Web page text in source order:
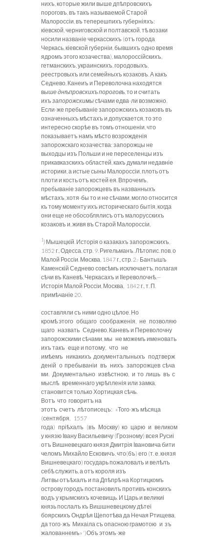
нихъ, которые жили выше дпѣпровскихъ
пороговъ, въ такъ называемой Старой
Малороссіи, въ теперешпихъ губерніяхъ:
кіевской, черниговской и полтавской, тѣ возаки
носили названіе черкасскихъ (отъ города
Черкась, кіевской губерніи, бывшихъ одно время
ядромъ этого козачества), малороссійскихъ,
гетманскихъ, украинскихъ, городовыхъ,
реестровыхъ или семейныхъ козаковъ. А какъ
Седнево, Канеиъ и Переволочна находятся
выше днѣпровскихъ пороговъ, то и считать
ихъ запорожскимысѣчами едва-ли возможно.
Если-же пребываніе запорожскихъ козаковъ въ
означенныхъ мѣстахъ и допускается, то это
интересно скорѣе въ томъ отношеніи, что
показываетъ намъ мѣсто возрожденія
запорожскаго козачества: запорожцы не
выходцы изъ Польши и не переселенцы изъ
прикавказскихъ областей, какъ думали недавніе
историки, а истые сыны Малороссіи, плоть отъ
плоти и кость отъ костей ея. Впрочемъ,
пребываніе запорожцевъ въ названныхъ
мѣстахъ, хотя-бы то и не сѣчами, могло относится
къ тому моменту ихъ историческаго бытія, когда
они еще не обособлялисъ отъ малорусскихъ
козаковъ и, живя въ Старой Малороссіи,
1) Мышецкій. Исторія о казакахъ запорожскихъ,
1852 г., Одесса, стр. 9. Ригельманъ. Лѣтопис. пов. о
Малой Россіи. Мѳсква, 1847 г., стр. 2.- Бантышъ
Каменскій Седнево совсѣмъ исключаетъ, полагая
сѣчи въ Каневѣ, Черкасахъ и ІІереволочнѣ.—
Исторія Малой Россіи, Москва, 1842 г., т. П.
примѣчаніе 20.
составляли съ ними одно цѣлое. Но
кромѣ этого общаго соображенія, не позволяю
щаго назвать Седнево, Каневъ и Переволочну
запорожскими сѣчами, мы не можемъ именовать
ихъ такъ еще и потому, что не
имѣемъ никакихъ документалыныхъ подтверж
деній о пребываніи въ нихъ запорожцев сѣча
ми. Документально извѣстною, и то лишь въ с
мыслѣ временнаго укрѣпленія или замка,
становится только Хортицкая сѣчь.
Вотъ что говоритъ на
этотъ счетъ лѣтописецъ: «Того-жъ мѣсяца
(сентября, 1557
года) пріѣхалъ (въ Москву) ко царю и великом
у князю Івану Васильевичу (Грозному) всея Русиі
отъ Вишневецкаго князя Дмитрія Івановича бити
челомъ Михайло Есковичъ, что(бъ) его (т. е. князя
Вишневецкаго) государь пожаловалъ и велѣлъ
себѣ служить, а отъ короля изъ
Литвы отъѣхалъ и па Дпѣпрѣ на Кортицкомъ
острову городъ постановилъ противъ конскихъ
водъ у крымскихъ кочевищь. И Царь и великиі
князь послалъ къ Вишшневецкому дѣтеі
боярскихъ Ондрѣя Щепотѣва да Нечая Ртищева,
да того-жъ Михаіла съ опасною грамотою и зъ
жалованнемъ» ‘)Объ этомъ-же